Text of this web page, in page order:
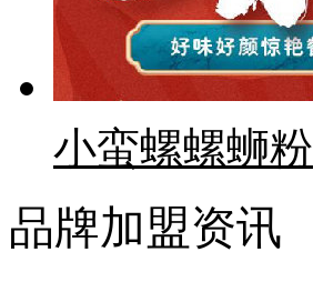
小蛮螺螺蛳粉
品牌加盟资讯